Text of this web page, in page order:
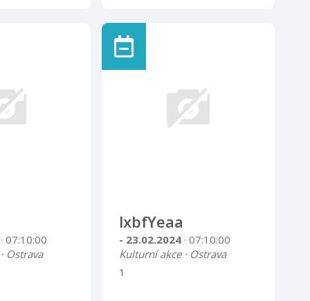
· 07:10:00
Ostrava
lxbfYeaa
- 23.02.2024 · 07:10:00
Kulturní akce · Ostrava
1